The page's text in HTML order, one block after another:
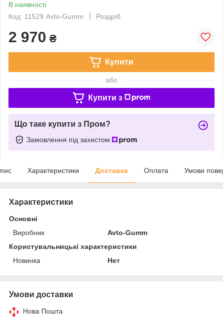
В наявності
Код: 11529 Avto-Gumm
Роздріб
2 970 ₴
Купити
або
Купити з
Що таке купити з Пром?
Замовлення під захистом
Характеристики Доставка Оплата Умови
Характеристики
Основні
Виробник
Avto-Gumm
Користувальницькі характеристики
Новинка
Нет
Умови доставки
Нова Пошта